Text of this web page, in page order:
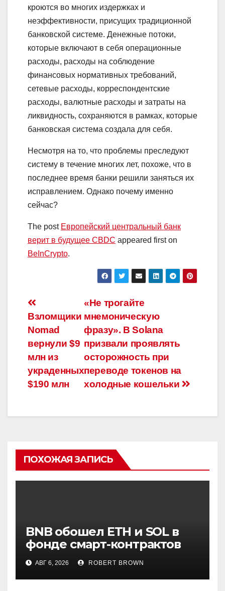
кроются во многих издержках и
неэффективности, присущих традиционной
банковской системе. Денежные потоки,
которые включают в себя операционные
расходы, расходы на соблюдение
финансовых нормативных требований,
сетевые расходы, корреспондентские
расходы, валютные расходы и затраты на
ликвидность, сохраняются в рамках, которые
банковская система создала для себя.
Несмотря на то, что проблемы преследуют
систему в течение многих лет, похоже, что в
последнее время банки решили заняться их
исправлением. Однако почему именно
сейчас?
The post Европейский центральный банк
верит в будущее CBDC appeared first on
BeInCrypto.
Навигация
по
записям
«Не трогайте
мнемоническую
фразу». В Solana
призвали проявлять
осторожность при
переводе токенов на
холодные кошельки
Взломщики
Nomad
вернули $9
млн из
украденных
$190 млн
ПОХОЖАЯ ЗАПИСЬ
BNB обошел ETH и SOL в
фонде смарт-контрактов
Grayscale
АВГ 6, 2026 ROBERT BROWN